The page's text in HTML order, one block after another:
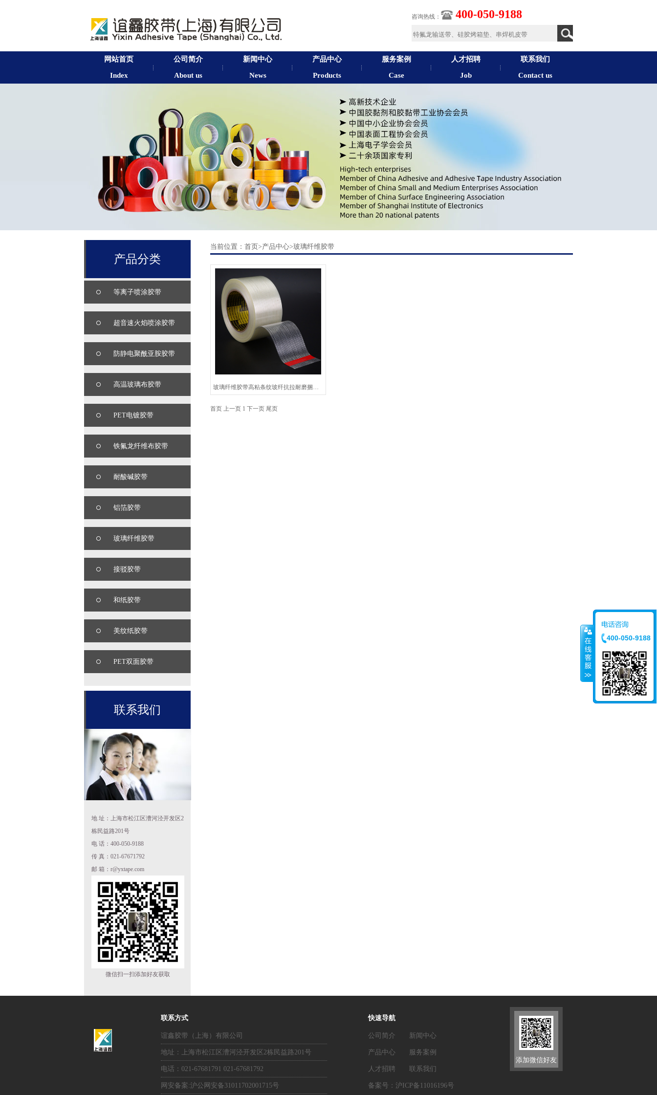
咨询热线： 400-050-9188
网站首页
Index
公司简介
About us
新闻中心
News
产品中心
Products
服务案例
Case
人才招聘
Job
联系我们
Contact us
产品分类
等离子喷涂胶带
超音速火焰喷涂胶带
防静电聚酰亚胺胶带
高温玻璃布胶带
PET电镀胶带
铁氟龙纤维布胶带
耐酸碱胶带
铝箔胶带
玻璃纤维胶带
接驳胶带
和纸胶带
美纹纸胶带
PET双面胶带
联系我们
地 址：上海市松江区漕河泾开发区2
栋民益路201号
电 话：400-050-9188
传 真：021-67671792
邮 箱：r@yxtape.com
微信扫一扫添加好友获取
当前位置： 首页 >产品中心>玻璃纤维胶带
玻璃纤维胶带高粘条纹玻纤抗拉耐磨捆扎强力管道固定
首页 上一页 1 下一页 尾页
联系方式
谊鑫胶带（上海）有限公司
地址：上海市松江区漕河泾开发区2栋民益路201号
电话：021-67681791 021-67681792
网安备案:沪公网安备31011702001715号
快速导航
公司简介 新闻中心
产品中心 服务案例
人才招聘 联系我们
备案号： 沪ICP备11016196号
添加微信好友
400-050-9188